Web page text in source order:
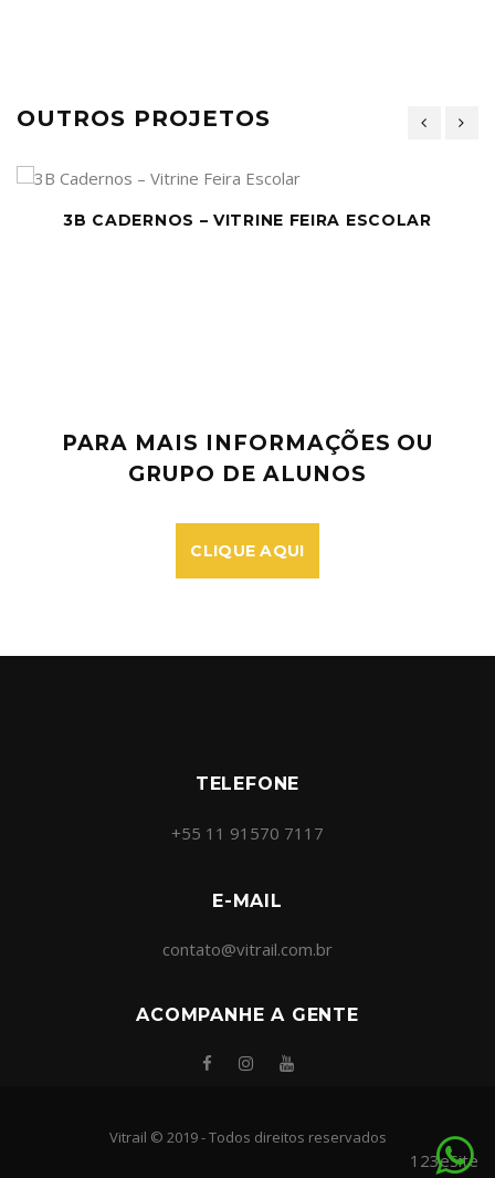
OUTROS PROJETOS
3B CADERNOS – VITRINE FEIRA ESCOLAR
PARA MAIS INFORMAÇÕES OU
GRUPO DE ALUNOS
CLIQUE AQUI
TELEFONE
+55 11 91570 7117
E-MAIL
contato@vitrail.com.br
ACOMPANHE A GENTE
Vitrail © 2019 - Todos direitos reservados
123eSite